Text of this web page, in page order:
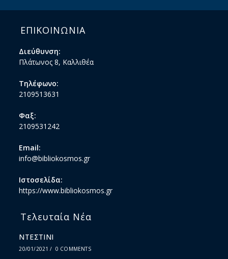
ΕΠΙΚΟΙΝΩΝΙΑ
Διεύθυνση:
Πλάτωνος 8, Καλλιθέα
Τηλέφωνο:
2109513631
Φαξ:
2109531242
Email:
info@bibliokosmos.gr
Ιστοσελίδα:
https://www.bibliokosmos.gr
Τελευταία Νέα
ΝΤΕΣΤΙΝΙ
20/01/2021 / 0 COMMENTS